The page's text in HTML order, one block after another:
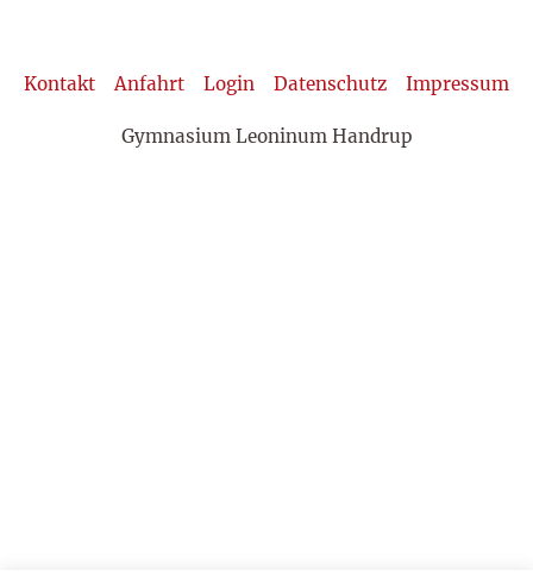
Kontakt Anfahrt Login Datenschutz Impressum
Gymnasium Leoninum Handrup